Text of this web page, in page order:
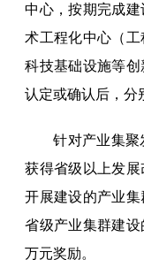
中心，按期完成
术工程化中心（
科技基础设施等
认定或确认后，分
针对产业集
获得省级以上发
开展建设的产业集
省级产业集群建
万元奖励。